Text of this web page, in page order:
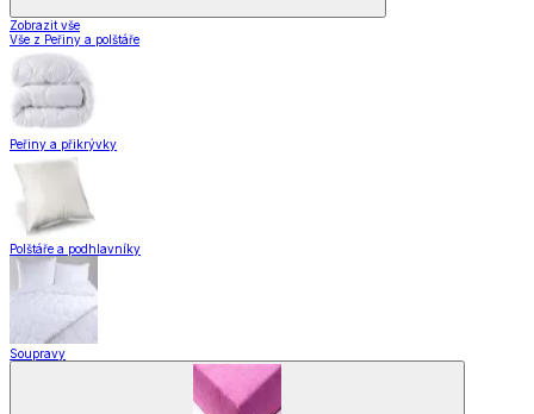
Zobrazit vše
Vše z Peřiny a polštáře
Peřiny a přikrývky
Polštáře a podhlavníky
Soupravy